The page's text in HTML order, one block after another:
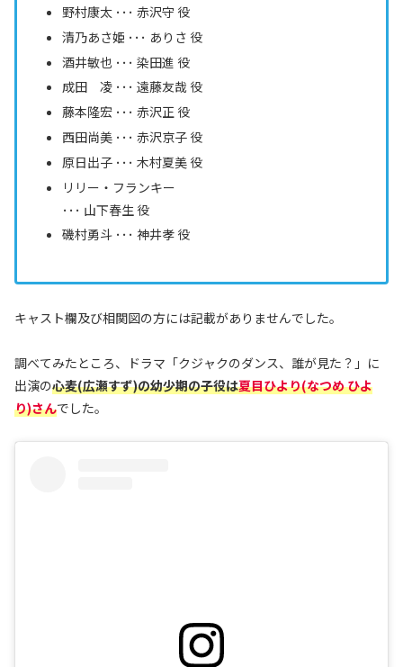
野村康太 ･･･ 赤沢守 役
清乃あさ姫 ･･･ ありさ 役
酒井敏也 ･･･ 染田進 役
成田 凌 ･･･ 遠藤友哉 役
藤本隆宏 ･･･ 赤沢正 役
西田尚美 ･･･ 赤沢京子役
原日出子 ･･･ 木村夏美役
リリー・フランキー
･･･ 山下春生 役
磯村勇斗 ･･･ 神井孝 役
キャスト欄及び相関図の方には記載がありませんでした。
調べてみたところ、ドラマ「クジャクのダンス、誰が見た？」に
出演の心麦(広瀬すず)の幼少期の子役は夏目ひより(なつめ ひよ
り)さんでした。